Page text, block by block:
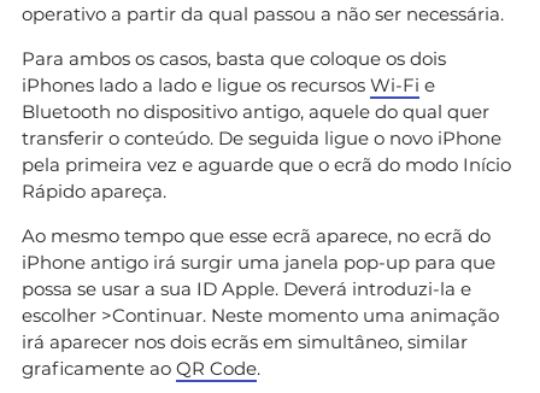
operativo a partir da qual passou a não ser necessária.
Para ambos os casos, basta que coloque os dois
iPhones lado a lado e ligue os recursos Wi-Fi e
Bluetooth no dispositivo antigo, aquele do qual quer
transferir o conteúdo. De seguida ligue o novo iPhone
pela primeira vez e aguarde que o ecrã do modo Início
Rápido apareça.
Ao mesmo tempo que esse ecrã aparece, no ecrã do
iPhone antigo irá surgir uma janela pop-up para que
possa se usar a sua ID Apple. Deverá introduzi-la e
escolher >Continuar. Neste momento uma animação
irá aparecer nos dois ecrãs em simultâneo, similar
graficamente ao QR Code.